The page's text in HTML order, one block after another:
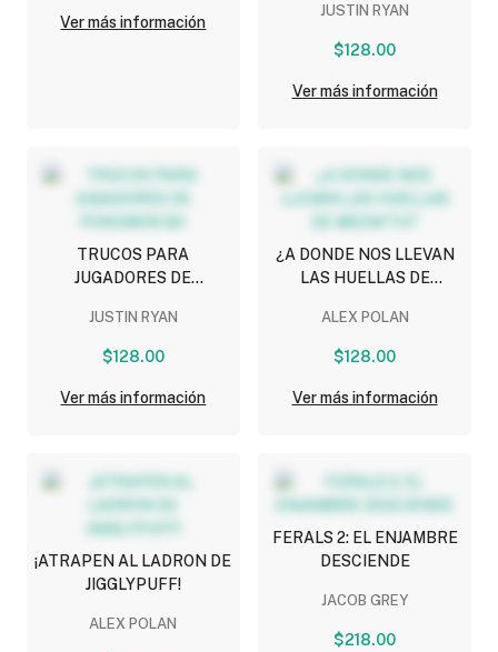
Ver más información
JUSTIN RYAN
$128.00
Ver más información
TRUCOS PARA
JUGADORES DE
JUSTIN RYAN
$128.00
Ver más información
¿A DONDE NOS LLEVAN
LAS HUELLAS DE
ALEX POLAN
$128.00
Ver más información
¡ATRAPEN AL LADRON DE
JIGGLYPUFF!
ALEX POLAN
FERALS 2: EL ENJAMBRE
DESCIENDE
JACOB GREY
$218.00